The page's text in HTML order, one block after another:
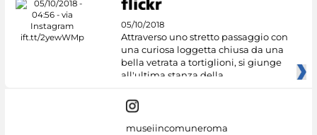
05/10/2018
Attraverso uno stretto passaggio con
una curiosa loggetta chiusa da una
bella vetrata a tortiglioni, si giunge
all'ultima stanza della
museiincomuneroma